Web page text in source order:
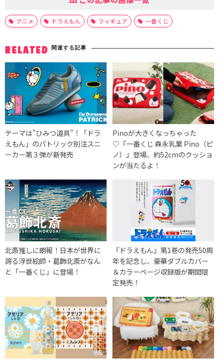
アニメ ドラえもん フィギュア 一番くじ
RELATED 関連する記事
テーマは”ひみつ道具”！「ドラ
えもん」のパトリック別注スニ
ーカー第３弾が新発売
Pinoが大きくなっちゃった
♡『一番くじ 森永乳業 Pino（ピ
ノ）』登場、約52cmのクッショ
ンが当たるよ！
北斎推しに朗報！日本が世界に
誇る浮世絵師・葛飾北斎がなん
と「一番くじ」に登場！
『ドラえもん』第1巻の発売50周
年を記念し、豪華ダブルカバー
＆カラーページ収録版が期間限
定発売！